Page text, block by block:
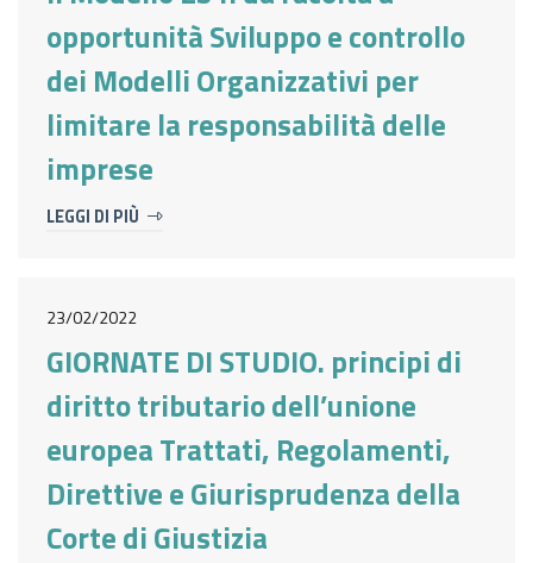
opportunità Sviluppo e controllo
dei Modelli Organizzativi per
limitare la responsabilità delle
imprese
LEGGI DI PIÙ
23/02/2022
GIORNATE DI STUDIO. principi di
diritto tributario dell’unione
europea Trattati, Regolamenti,
Direttive e Giurisprudenza della
Corte di Giustizia